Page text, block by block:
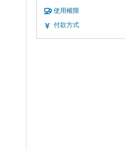
使用權限
付款方式